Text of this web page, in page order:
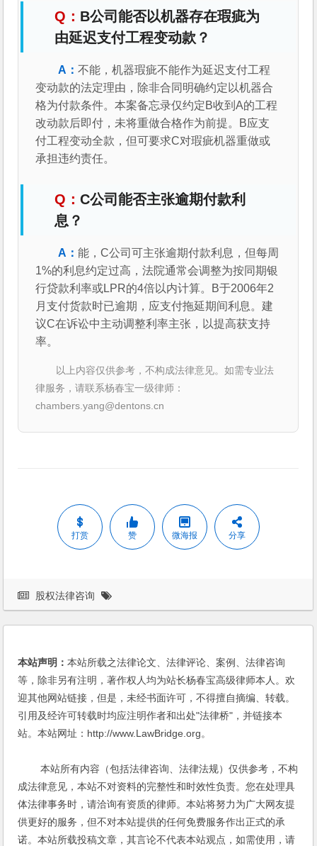
B公司能否以机器存在瑕疵为
由延迟支付工程变动款？
不能，机器瑕疵不能作为延迟支付工程
变动款的法定理由，除非合同明确约定以机器合
格为付款条件。本案备忘录仅约定B收到A的工程
改动款后即付，未将重做合格作为前提。B应支
付工程变动全款，但可要求C对瑕疵机器重做或
承担违约责任。
C公司能否主张逾期付款利
息？
能，C公司可主张逾期付款利息，但每周
1%的利息约定过高，法院通常会调整为按同期银
行贷款利率或LPR的4倍以内计算。B于2006年2
月支付货款时已逾期，应支付拖延期间利息。建
议C在诉讼中主动调整利率主张，以提高获支持
率。
以上内容仅供参考，不构成法律意见。如需专业法
律服务，请联系杨春宝一级律师：
chambers.yang@dentons.cn
打赏 赞 微海报 分享
股权法律咨询
本站声明：本站所载之法律论文、法律评论、案例、法律咨询
等，除非另有注明，著作权人均为站长杨春宝高级律师本人。欢
迎其他网站链接，但是，未经书面许可，不得擅自摘编、转载。
引用及经许可转载时均应注明作者和出处"法律桥"，并链接本
站。本站网址：http://www.LawBridge.org。
本站所有内容（包括法律咨询、法律法规）仅供参考，不构
成法律意见，本站不对资料的完整性和时效性负责。您在处理具
体法律事务时，请洽询有资质的律师。本站将努力为广大网友提
供更好的服务，但不对本站提供的任何免费服务作出正式的承
诺。本站所载投稿文章，其言论不代表本站观点，如需使用，请